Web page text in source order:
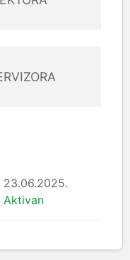
23.06.2025.
Aktivan